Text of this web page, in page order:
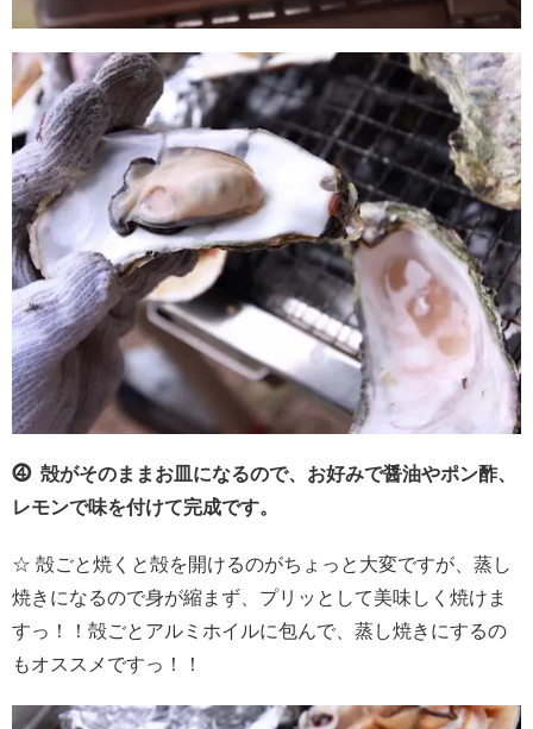
⓸ 殻がそのままお皿になるので、お好みで醤油やポン酢、
レモンで味を付けて完成です。
☆ 殻ごと焼くと殻を開けるのがちょっと大変ですが、蒸し
焼きになるので身が縮まず、プリッとして美味しく焼けま
すっ！！殻ごとアルミホイルに包んで、蒸し焼きにするの
もオススメですっ！！